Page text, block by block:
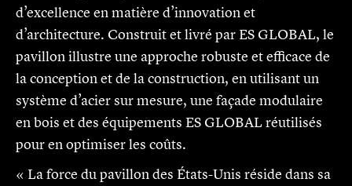
d’excellence en matière d’innovation et
d’architecture. Construit et livré par ES GLOBAL, le
pavillon illustre une approche robuste et efficace de
la conception et de la construction, en utilisant un
système d’acier sur mesure, une façade modulaire
en bois et des équipements ES GLOBAL réutilisés
pour en optimiser les coûts.
« La force du pavillon des États-Unis réside dans sa